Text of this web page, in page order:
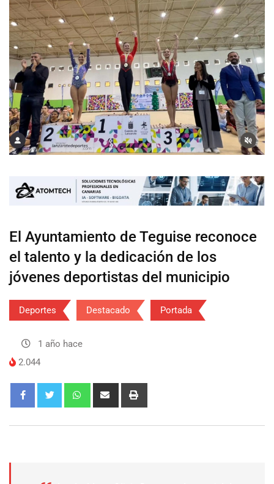
El Ayuntamiento de Teguise reconoce
el talento y la dedicación de los
jóvenes deportistas del municipio
Deportes Destacado Portada
1 año hace
2.044